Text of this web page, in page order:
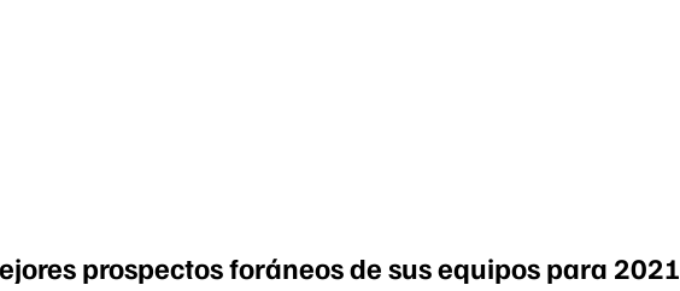
prospectos foráneos de sus equipos para 2021